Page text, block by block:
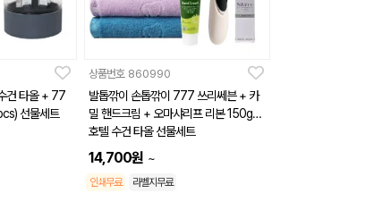
건 타올 + 77
선물세트
상품번호 860990
발톱깎이 손톱깎이 777 쓰리쎄븐 + 카
밀 핸드크림 + 오마샤리프 리본 150g
호텔 수건 타올 선물세트
14,700원 ~
인쇄무료 라벨지무료